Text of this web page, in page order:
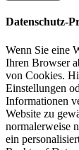
Datenschutz-
Wenn Sie eine
Ihren Browser
von Cookies.
Einstellungen
Informationen
Website zu
normalerweise
ein